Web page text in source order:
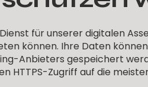
für unserer digitalen
können. Ihre Daten
Anbieters gespeichert
HTTPS-Zugriff auf die